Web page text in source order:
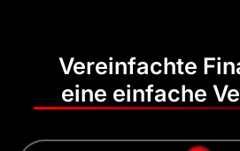
Vereinfachte
eine einfache